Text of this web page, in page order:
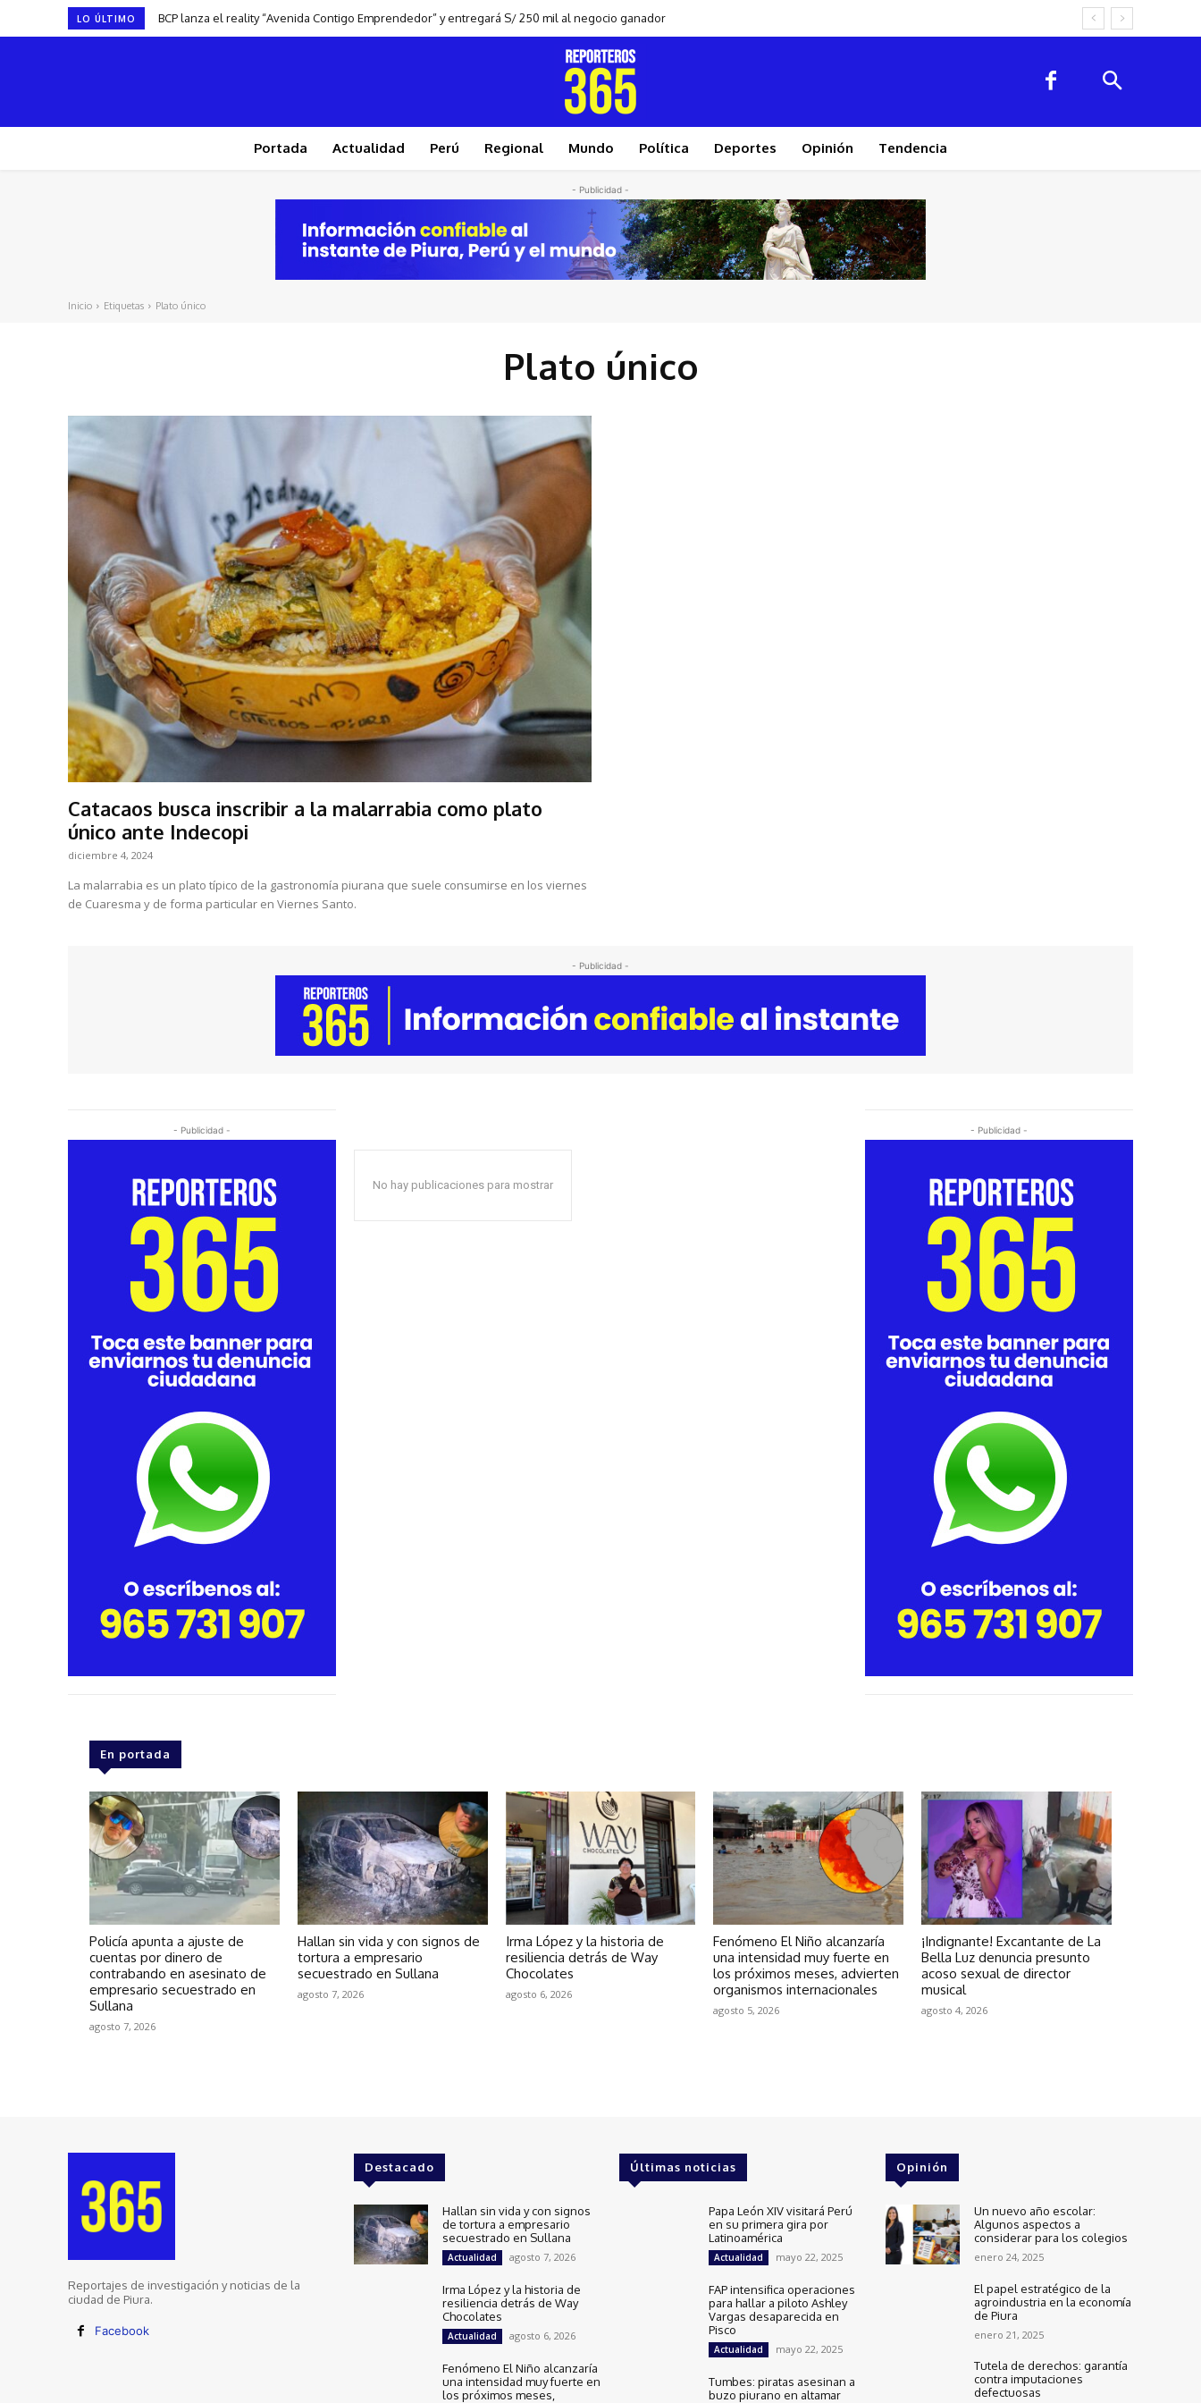
LO ÚLTIMO BCP lanza el reality “Avenida Contigo Emprendedor” y entregará S/ 250 mil al negocio ganador
Portada Actualidad Perú Regional Mundo Política Deportes Opinión Tendencia
- Publicidad -
Inicio Etiquetas Plato único
Plato único
Catacaos busca inscribir a la malarrabia como plato
único ante Indecopi
diciembre 4, 2024
La malarrabia es un plato típico de la gastronomía piurana que suele consumirse en los viernes
de Cuaresma y de forma particular en Viernes Santo.
- Publicidad -
- Publicidad -
No hay publicaciones para mostrar
- Publicidad -
En portada
Policía apunta a ajuste de
cuentas por dinero de
contrabando en asesinato de
empresario secuestrado en
Sullana
agosto 7, 2026
Hallan sin vida y con signos de
tortura a empresario
secuestrado en Sullana
agosto 7, 2026
Irma López y la historia de
resiliencia detrás de Way
Chocolates
agosto 6, 2026
Fenómeno El Niño alcanzaría
una intensidad muy fuerte en
los próximos meses, advierten
organismos internacionales
agosto 5, 2026
¡Indignante! Excantante de La
Bella Luz denuncia presunto
acoso sexual de director
musical
agosto 4, 2026
Reportajes de investigación y noticias de la
ciudad de Piura.
Facebook
Destacado
Hallan sin vida y con signos
de tortura a empresario
secuestrado en Sullana
Actualidad agosto 7, 2026
Irma López y la historia de
resiliencia detrás de Way
Chocolates
Actualidad agosto 6, 2026
Fenómeno El Niño alcanzaría
una intensidad muy fuerte en
los próximos meses,
Últimas noticias
Papa León XIV visitará Perú
en su primera gira por
Latinoamérica
Actualidad mayo 22, 2025
FAP intensifica operaciones
para hallar a piloto Ashley
Vargas desaparecida en
Pisco
Actualidad mayo 22, 2025
Tumbes: piratas asesinan a
buzo piurano en altamar
Opinión
Un nuevo año escolar:
Algunos aspectos a
considerar para los colegios
enero 24, 2025
El papel estratégico de la
agroindustria en la economía
de Piura
enero 21, 2025
Tutela de derechos: garantía
contra imputaciones
defectuosas